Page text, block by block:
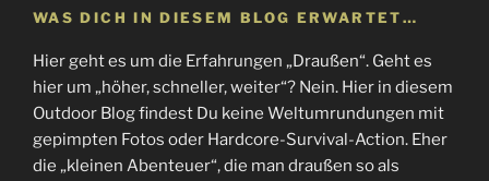
WAS DICH IN DIESEM BLOG ERWARTET…
Hier geht es um die Erfahrungen „Draußen“. Geht es
hier um „höher, schneller, weiter“? Nein. Hier in diesem
Outdoor Blog findest Du keine Weltumrundungen mit
gepimpten Fotos oder Hardcore-Survival-Action. Eher
die „kleinen Abenteuer“, die man draußen so als